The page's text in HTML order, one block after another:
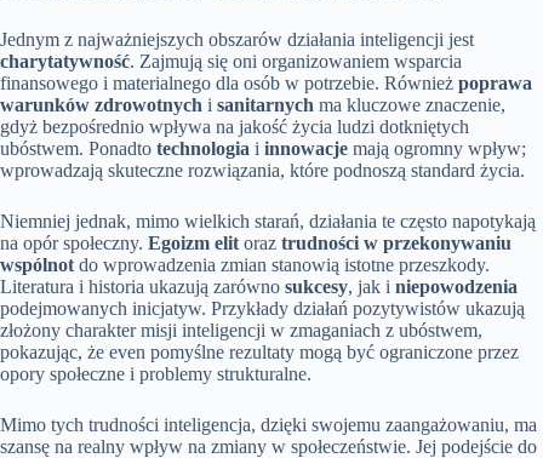
Jednym z najważniejszych obszarów działania inteligencji jest
charytatywność. Zajmują się oni organizowaniem wsparcia
finansowego i materialnego dla osób w potrzebie. Również poprawa
warunków zdrowotnych i sanitarnych ma kluczowe znaczenie,
gdyż bezpośrednio wpływa na jakość życia ludzi dotkniętych
ubóstwem. Ponadto technologia i innowacje mają ogromny wpływ;
wprowadzają skuteczne rozwiązania, które podnoszą standard życia.
Niemniej jednak, mimo wielkich starań, działania te często napotykają
na opór społeczny. Egoizm elit oraz trudności w przekonywaniu
wspólnot do wprowadzenia zmian stanowią istotne przeszkody.
Literatura i historia ukazują zarówno sukcesy, jak i niepowodzenia
podejmowanych inicjatyw. Przykłady działań pozytywistów ukazują
złożony charakter misji inteligencji w zmaganiach z ubóstwem,
pokazując, że even pomyślne rezultaty mogą być ograniczone przez
opory społeczne i problemy strukturalne.
Mimo tych trudności inteligencja, dzięki swojemu zaangażowaniu, ma
szansę na realny wpływ na zmiany w społeczeństwie. Jej podejście do